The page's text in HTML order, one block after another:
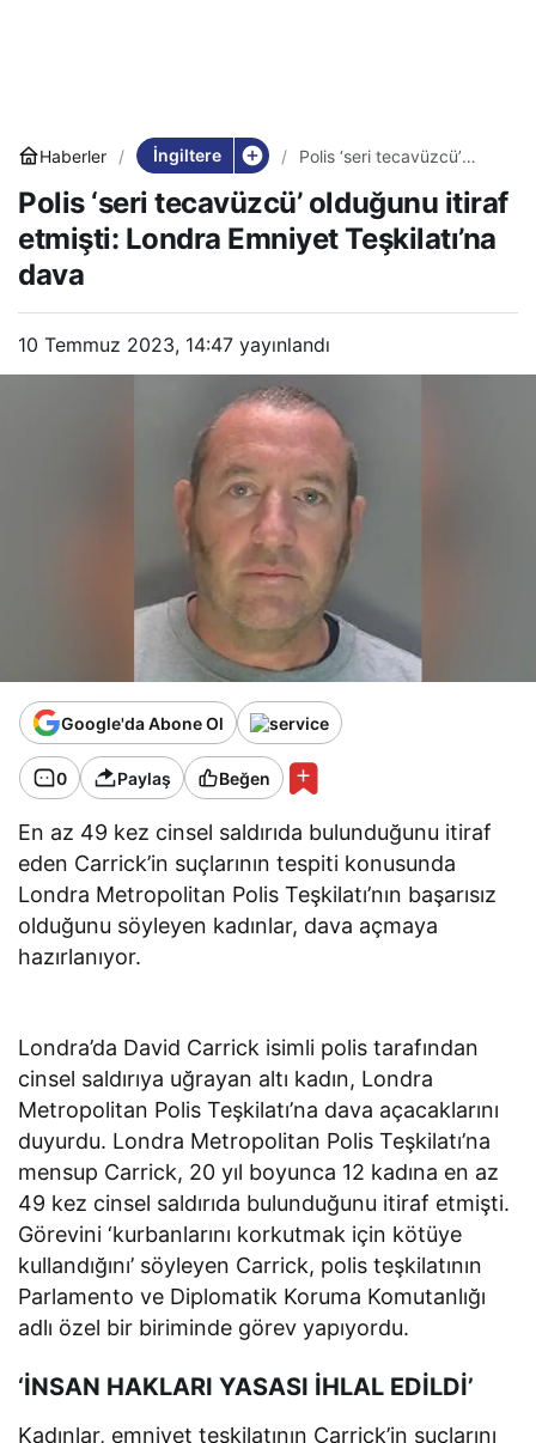
Haberler İngiltere
Polis ‘seri tecavüzcü’
Londra Emniyet
Teşkilatı’na dava
Polis ‘seri tecavüzcü’ olduğunu itiraf
etmişti: Londra Emniyet Teşkilatı’na
dava
10 Temmuz 2023, 14:47 yayınlandı
Google'da Abone Ol
0 Paylaş Beğen
En az 49 kez cinsel saldırıda bulunduğunu itiraf
eden Carrick’in suçlarının tespiti konusunda
Londra Metropolitan Polis Teşkilatı’nın başarısız
olduğunu söyleyen kadınlar, dava açmaya
hazırlanıyor.
Londra’da David Carrick isimli polis tarafından
cinsel saldırıya uğrayan altı kadın, Londra
Metropolitan Polis Teşkilatı’na dava açacaklarını
duyurdu. Londra Metropolitan Polis Teşkilatı’na
mensup Carrick, 20 yıl boyunca 12 kadına en az
49 kez cinsel saldırıda bulunduğunu itiraf etmişti.
Görevini ‘kurbanlarını korkutmak için kötüye
kullandığını’ söyleyen Carrick, polis teşkilatının
Parlamento ve Diplomatik Koruma Komutanlığı
adlı özel bir biriminde görev yapıyordu.
‘İNSAN HAKLARI YASASI İHLAL EDİLDİ’
Kadınlar, emniyet teşkilatının Carrick’in suçlarını